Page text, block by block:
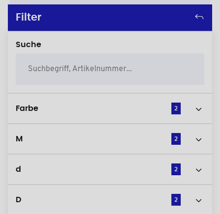
Filter
Suche
Farbe 2
M 2
d 2
D 2